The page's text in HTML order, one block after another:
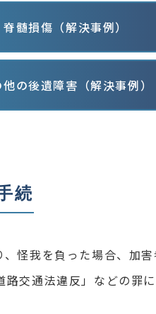
脊髄損傷（解決事例）
の後遺障害（解決事例）
続
怪我を負った場合、加
交通法違反」などの罪に